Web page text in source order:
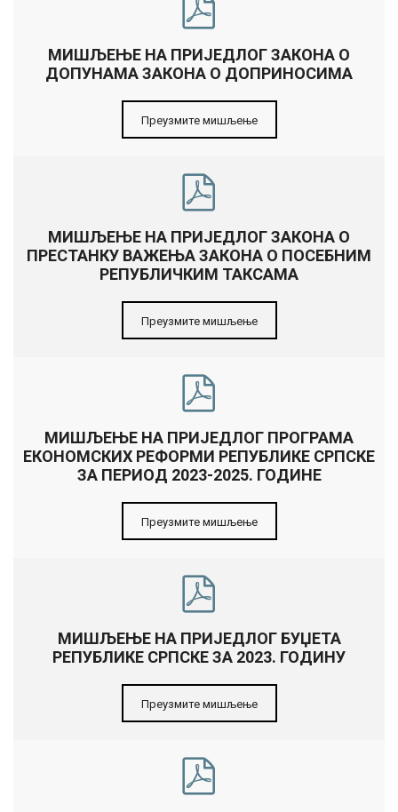
МИШЉЕЊЕ НА ПРИЈЕДЛОГ ЗАКОНА О
ДОПУНАМА ЗАКОНА О ДОПРИНОСИМА
Преузмите мишљење
МИШЉЕЊЕ НА ПРИЈЕДЛОГ ЗАКОНА О
ПРЕСТАНКУ ВАЖЕЊА ЗАКОНА О ПОСЕБНИМ
РЕПУБЛИЧКИМ ТАКСАМА
Преузмите мишљење
МИШЉЕЊЕ НА ПРИЈЕДЛОГ ПРОГРАМА
ЕКОНОМСКИХ РЕФОРМИ РЕПУБЛИКЕ СРПСКЕ
ЗА ПЕРИОД 2023-2025. ГОДИНЕ
Преузмите мишљење
МИШЉЕЊЕ НА ПРИЈЕДЛОГ БУЏЕТА
РЕПУБЛИКЕ СРПСКЕ ЗА 2023. ГОДИНУ
Преузмите мишљење